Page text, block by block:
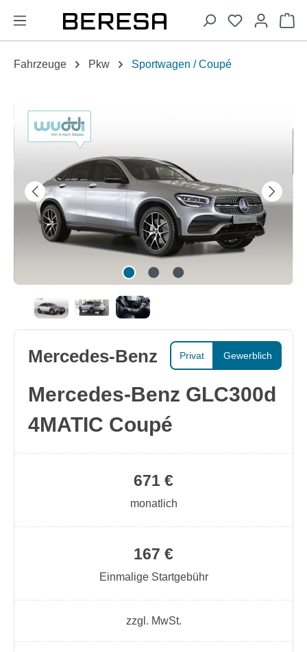
springen
Fahrzeuge Pkw Sportwagen / Coupé
Bildergalerie überspringen
Privat Gewerblich
Mercedes-Benz
Mercedes-Benz GLC300d
4MATIC Coupé
167 €
Einmalige Startgebühr
671 €
monatlich
zzgl. MwSt.